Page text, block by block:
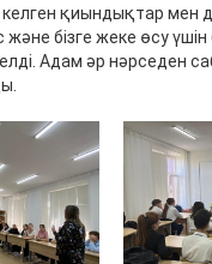
келген қиындықтар мен
бізге жеке өсу үшін
Адам әр нәрседен